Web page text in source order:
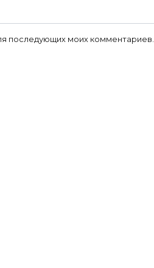
последующих моих комментариев.